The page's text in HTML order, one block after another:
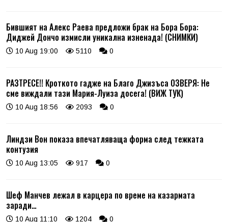
Бившият на Алекс Раева предложи брак на Бора Бора:
Диджей Дончо измисли уникална изненада! (СНИМКИ)
10 Aug 19:00 5110 0
РАЗТРЕСЕ!! Кроткото гадже на Благо Джизъса ОЗВЕРЯ: Не
сме виждали тази Мария-Луиза досега! (ВИЖ ТУК)
10 Aug 18:56 2093 0
Линдзи Вон показа впечатляваща форма след тежката
контузия
10 Aug 13:05 917 0
Шеф Манчев лежал в карцера по време на казармата
заради…
10 Aug 11:10 1204 0